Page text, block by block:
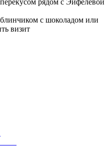
с шоколадом или
визит